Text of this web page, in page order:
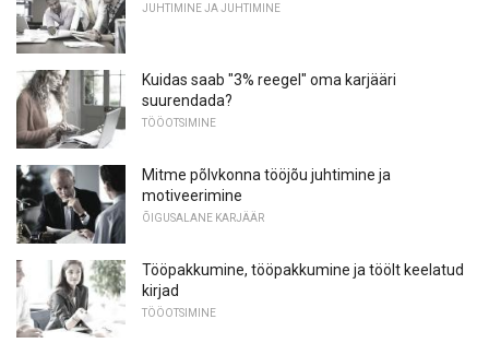
JUHTIMINE JA JUHTIMINE
Kuidas saab "3% reegel" oma karjääri
suurendada?
TÖÖOTSIMINE
Mitme põlvkonna tööjõu juhtimine ja
motiveerimine
ÕIGUSALANE KARJÄÄR
Tööpakkumine, tööpakkumine ja töölt keelatud
kirjad
TÖÖOTSIMINE